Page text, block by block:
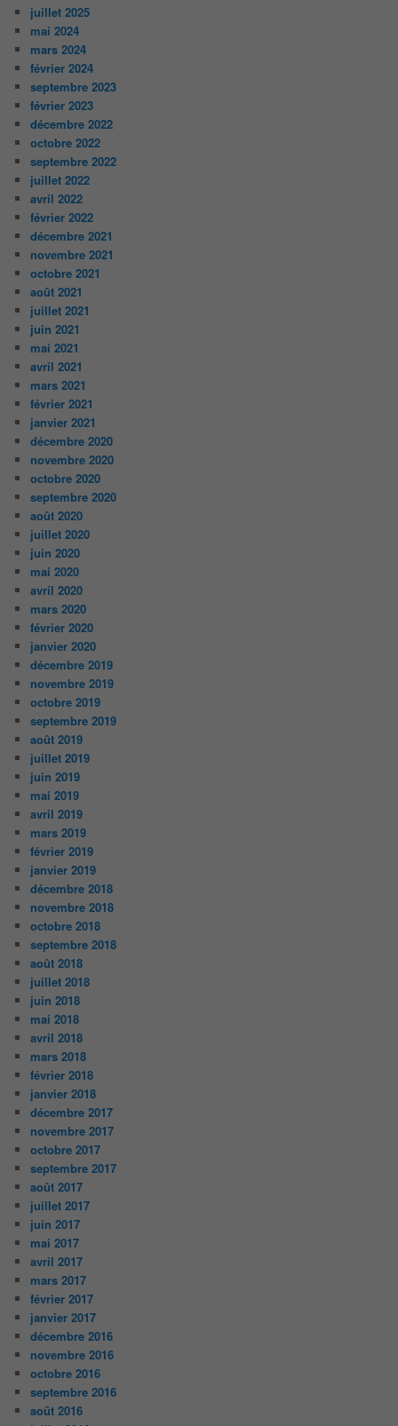
juillet 2025
mai 2024
mars 2024
février 2024
septembre 2023
février 2023
décembre 2022
octobre 2022
septembre 2022
juillet 2022
avril 2022
février 2022
décembre 2021
novembre 2021
octobre 2021
août 2021
juillet 2021
juin 2021
mai 2021
avril 2021
mars 2021
février 2021
janvier 2021
décembre 2020
novembre 2020
octobre 2020
septembre 2020
août 2020
juillet 2020
juin 2020
mai 2020
avril 2020
mars 2020
février 2020
janvier 2020
décembre 2019
novembre 2019
octobre 2019
septembre 2019
août 2019
juillet 2019
juin 2019
mai 2019
avril 2019
mars 2019
février 2019
janvier 2019
décembre 2018
novembre 2018
octobre 2018
septembre 2018
août 2018
juillet 2018
juin 2018
mai 2018
avril 2018
mars 2018
février 2018
janvier 2018
décembre 2017
novembre 2017
octobre 2017
septembre 2017
août 2017
juillet 2017
juin 2017
mai 2017
avril 2017
mars 2017
février 2017
janvier 2017
décembre 2016
novembre 2016
octobre 2016
septembre 2016
août 2016